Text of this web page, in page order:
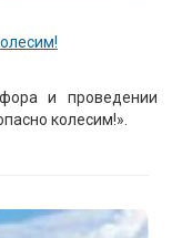
и проведении
колесим!».